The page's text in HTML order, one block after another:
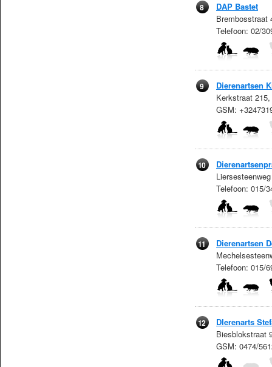
8
DAP Bastet
Brembosstraat
Telefoon: 02/
9
Dierenartsen
Kerkstraat
GSM:
10
Telefoon: 015/
11
Dierenartsen
Telefoon: 015/
12
DIerenarts
Biesblokstraat
GSM: 0474/